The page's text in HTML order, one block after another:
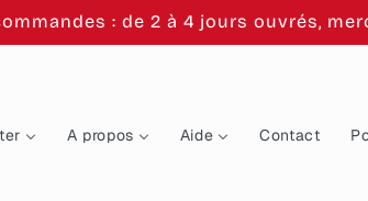
: de 2 à 4 jours ouvrés,
A propos Aide Contact